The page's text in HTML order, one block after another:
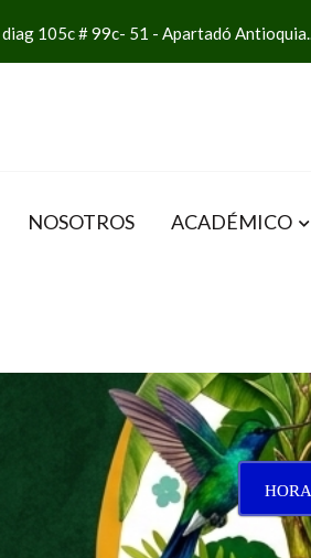
105c # 99c- 51 - Apartadó
NOSOTROS ACADÉMICO